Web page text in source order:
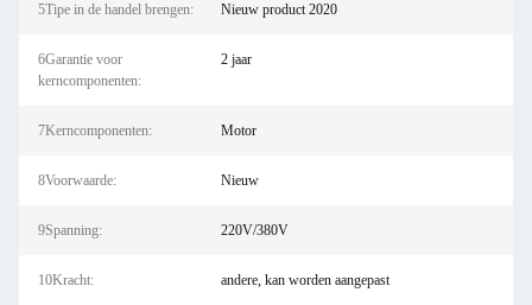
5Tipe in de handel brengen: Nieuw product 2020
6Garantie voor
kerncomponenten:
2 jaar
7Kerncomponenten: Motor
8Voorwaarde: Nieuw
9Spanning: 220V/380V
10Kracht: andere, kan worden aangepast